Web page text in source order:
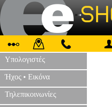
Υπολογιστές
Ήχος • Εικόνα
Τηλεπικοινωνίες